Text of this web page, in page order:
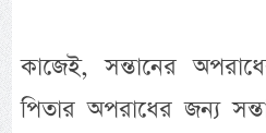
কাজেই, সন্তানের
পিতার অপরাধের জন্য